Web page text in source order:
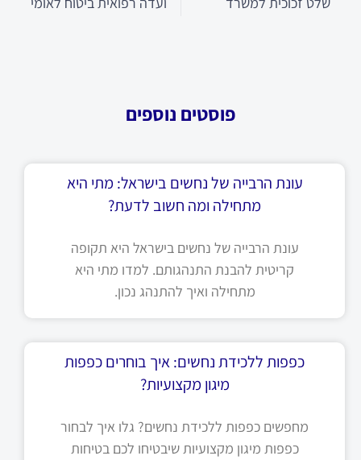
פוסטים נוספים
עונת הרבייה של נחשים בישראל: מתי היא
מתחילה ומה חשוב לדעת?
עונת הרבייה של נחשים בישראל היא תקופה
קריטית להבנת התנהגותם. למדו מתי היא
מתחילה ואיך להתנהג נכון.
כפפות ללכידת נחשים: איך בוחרים כפפות
מיגון מקצועיות?
מחפשים כפפות ללכידת נחשים? גלו איך לבחור
כפפות מיגון מקצועיות שיבטיחו לכם בטיחות